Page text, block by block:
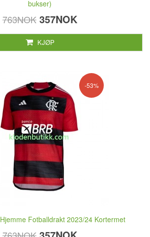
bukser)
763NOK 357NOK
KJØP
-53%
Fotballdrakt 2023/24 Kortermet